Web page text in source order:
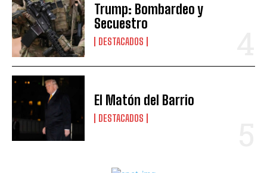
Trump: Bombardeo y
Secuestro
DESTACADOS
El Matón del Barrio
DESTACADOS